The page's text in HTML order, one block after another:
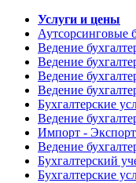
Услуги и цены
Аутсорсинговые
Ведение
Ведение
Ведение
Ведение
Бухгалтерские
Ведение
Импорт -
Ведение
Бухгалтерский
Бухгалтерские